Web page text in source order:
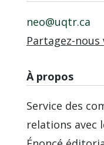
neo@uqtr.ca
Partagez-nous
À propos
Service des
relations avec